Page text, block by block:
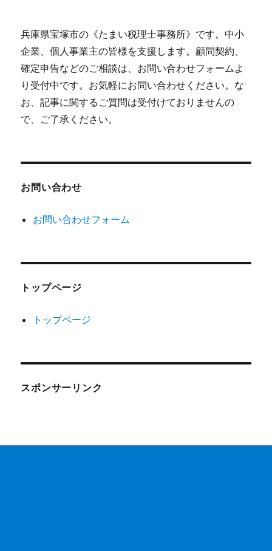
兵庫県宝塚市の《たまい税理士事務所》です。中小
企業、個人事業主の皆様を支援します。顧問契約、
確定申告などのご相談は、お問い合わせフォームよ
り受付中です。お気軽にお問い合わせください。な
お、記事に関するご質問は受付けておりませんの
で、ご了承ください。
お問い合わせ
お問い合わせフォーム
トップページ
トップページ
スポンサーリンク